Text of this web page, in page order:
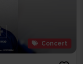
Concert